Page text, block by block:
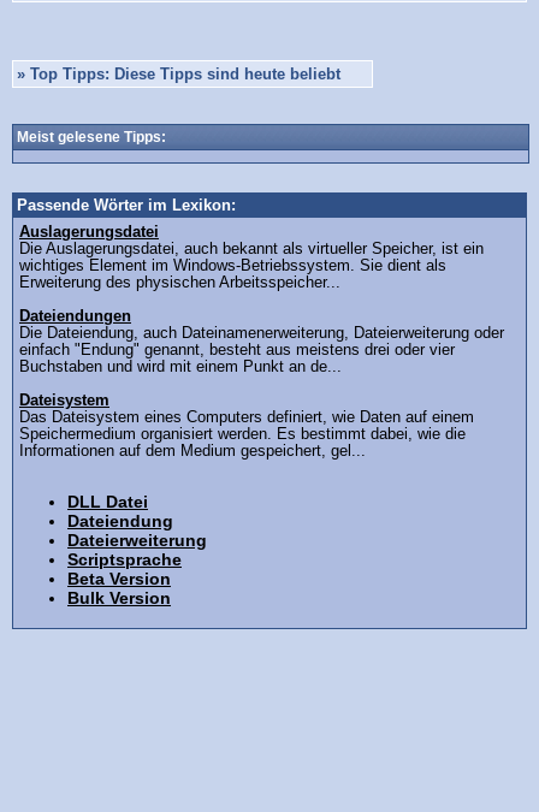
» Top Tipps: Diese Tipps sind heute beliebt
Meist gelesene Tipps:
Passende Wörter im Lexikon:
Auslagerungsdatei
Die Auslagerungsdatei, auch bekannt als virtueller Speicher, ist ein
wichtiges Element im Windows-Betriebssystem. Sie dient als
Erweiterung des physischen Arbeitsspeicher...
Dateiendungen
Die Dateiendung, auch Dateinamenerweiterung, Dateierweiterung oder
einfach "Endung" genannt, besteht aus meistens drei oder vier
Buchstaben und wird mit einem Punkt an de...
Dateisystem
Das Dateisystem eines Computers definiert, wie Daten auf einem
Speichermedium organisiert werden. Es bestimmt dabei, wie die
Informationen auf dem Medium gespeichert, gel...
DLL Datei
Dateiendung
Dateierweiterung
Scriptsprache
Beta Version
Bulk Version